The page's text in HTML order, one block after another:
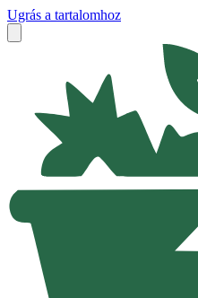
Ugrás a tartalomhoz